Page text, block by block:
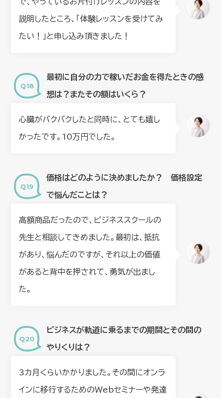
説明したところ、「体験レッスンを受けてみ
たい！」と申し込み頂きました！
最初に自分の力で稼いだお金を得たときの感
想は？またその額はいくら？
心臓がバクバクしたと同時に、とても嬉し
かったです。10万円でした。
価格はどのように決めましたか？ 価格設定
で悩んだことは？
高額商品だったので、ビジネススクールの
先生と相談してきめました。最初は、抵抗
があり、悩んだのですが、それ以上の価値
があると背中を押されて、勇気が出まし
た。
ビジネスが軌道に乗るまでの期間とその間の
やりくりは？
3カ月くらいかかりました。その間にオンラ
インに移行するためのＷebセミナーや発達